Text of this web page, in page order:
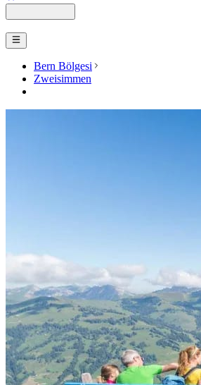
Bern Bölgesi
Zweisimmen